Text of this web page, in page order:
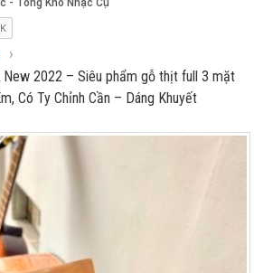
›
New 2022 – Siêu phẩm gỗ thịt full 3 mặt
Có Ty Chỉnh Cần – Dáng Khuyết